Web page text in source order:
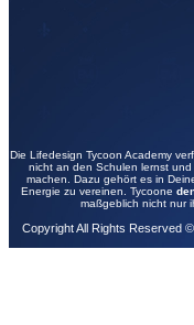
Die Lifedesign Tycoon Academy
nicht an den Schulen lernst
machen. Dazu gehört es in
Energie zu vereinen. Tycoone
maßgeblich nicht nur
Copyright All Rights Reserved